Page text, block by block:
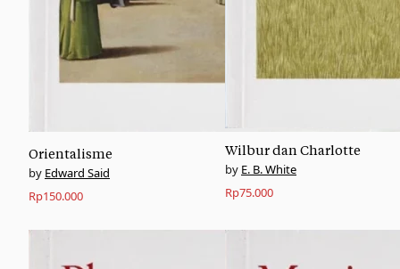
Orientalisme
Edward Said
Rp150.000
Wilbur dan Charlotte
E. B. White
Rp75.000